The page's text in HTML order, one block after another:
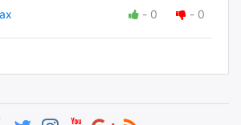
- 0 - 0